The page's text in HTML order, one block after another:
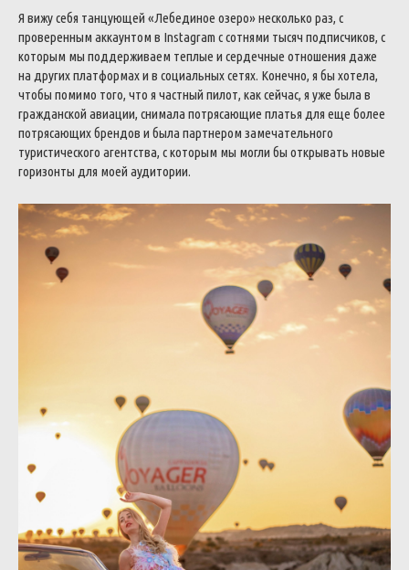
Я вижу себя танцующей «Лебединое озеро» несколько раз, с
проверенным аккаунтом в Instagram с сотнями тысяч подписчиков, с
которым мы поддерживаем теплые и сердечные отношения даже
на других платформах и в социальных сетях. Конечно, я бы хотела,
чтобы помимо того, что я частный пилот, как сейчас, я уже была в
гражданской авиации, снимала потрясающие платья для еще более
потрясающих брендов и была партнером замечательного
туристического агентства, с которым мы могли бы открывать новые
горизонты для моей аудитории.